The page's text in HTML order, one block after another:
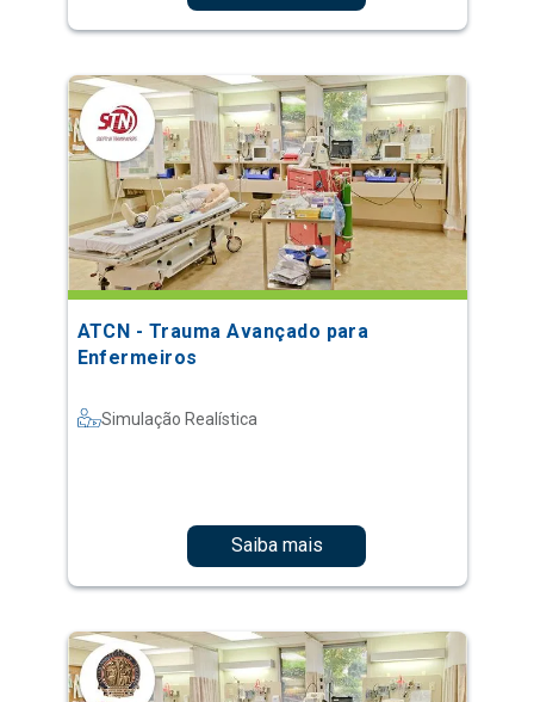
ATCN - Trauma Avançado para
Enfermeiros
Simulação Realística
Saiba mais